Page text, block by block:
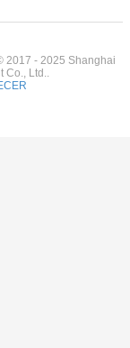
2017 - 2025 Shanghai
Ltd..